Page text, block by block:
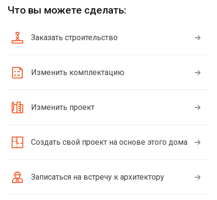
Что вы можете сделать:
Заказать строительство
Изменить комплектацию
Изменить проект
Создать свой проект на основе этого дома
Записаться на встречу к архитектору